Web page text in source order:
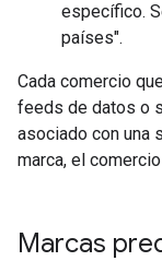
específico.
países".
Cada comercio
feeds de datos o
asociado con una
marca, el
Marcas